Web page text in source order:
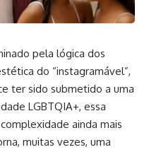
pela lógica dos
do “instagramável”,
ter sido submetido a uma
LGBTQIA+, essa
ainda mais
muitas vezes, uma